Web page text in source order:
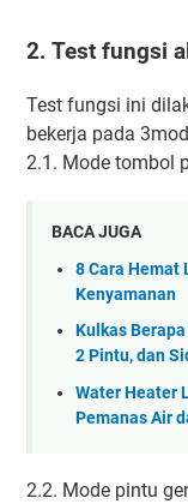
2. Test fungsi
Test fungsi ini
bekerja pada
2.1. Mode tombol
BACA JUGA
8 Cara Hemat
Kenyamanan
Kulkas
2 Pintu, dan
Water Heater
Pemanas Air
2.2. Mode pintu